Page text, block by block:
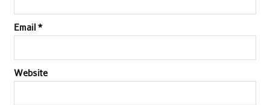
Email *
Website